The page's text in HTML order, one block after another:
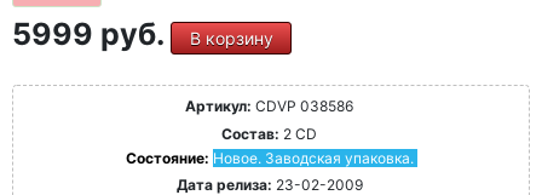
5999 руб. В корзину
Артикул: CDVP 038586
Состав: 2 CD
Состояние: Новое. Заводская упаковка.
Дата релиза: 23-02-2009